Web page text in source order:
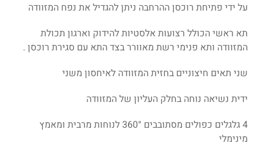
על ידי פתיחת רוכסן ההרחבה ניתן להגדיל את נפח המזוודה
תא ראשי הכולל רצועות אלסטיות להידוק וארגון תכולת
המזוודה ותא פנימי רשת מאוורר בצד התא עם סגירת רוכסן .
שני תאים חיצוניים בחזית המזוודה לאיחסון משני
ידית נשיאה נוחה בחלק העליון של המזוודה
4 גלגלים כפולים מסתובבים 360° לנוחות מרבית ומאמץ
מינימלי